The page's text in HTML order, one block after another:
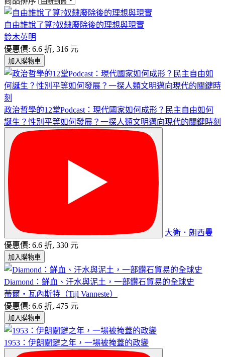
自由誰說了算?奴隸廢除後的理想與現實
鈴木英明
優惠價: 6.6 折, 316 元
加入購物車
政治哲學的12堂Podcast：現代國家如何成形？民主自由如何
誕生？性別平等如何發展？一探人類文明邁向現代的關鍵時刻
大衛．朗西曼
優惠價: 6.6 折, 330 元
加入購物車
Diamond：鮮血、汗水與泥土，一部鑽石貿易的全球史
蒂爾‧瓦內斯特（Tijl Vanneste）
優惠價: 6.6 折, 475 元
加入購物車
1953：伊朗關鍵之年，一場被掩蓋的政變